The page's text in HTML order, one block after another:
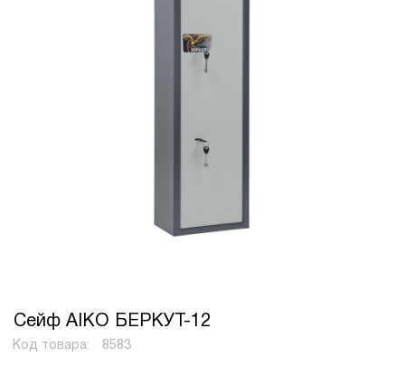
Сейф AIKO БЕРКУТ-12
Код товара: 8583